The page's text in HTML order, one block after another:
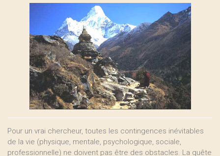
Pour un vrai chercheur, toutes les contingences inévitables
de la vie (physique, mentale, psychologique, sociale,
professionnelle) ne doivent pas être des obstacles. La quête